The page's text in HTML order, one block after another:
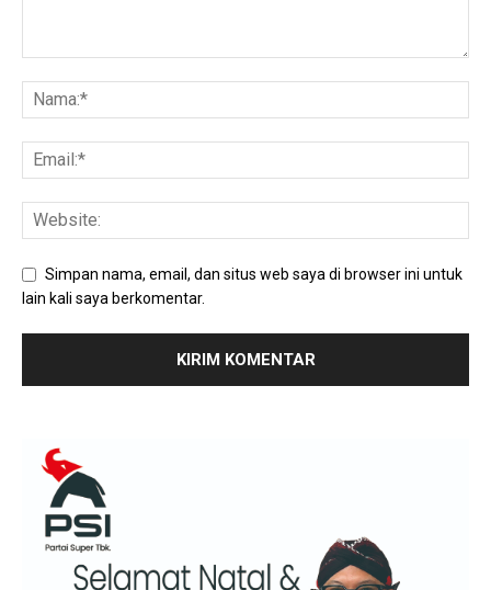
Simpan nama, email, dan situs web saya di browser ini untuk
lain kali saya berkomentar.